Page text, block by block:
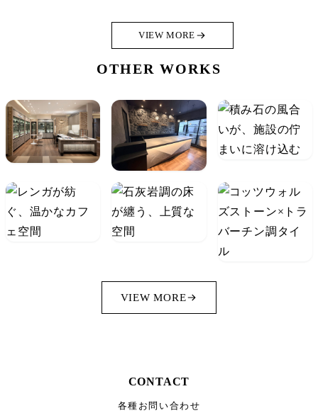
VIEW MORE
OTHER WORKS
VIEW MORE
CONTACT
各種お問い合わせ